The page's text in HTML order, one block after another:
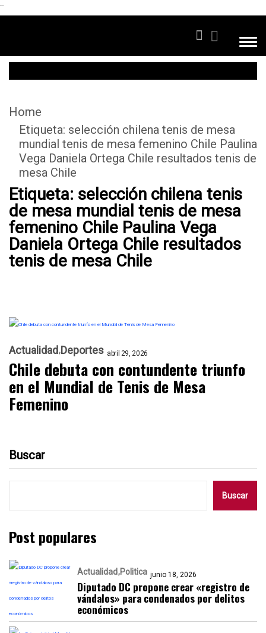
```
Home
Etiqueta: selección chilena tenis de mesa
mundial tenis de mesa femenino Chile Paulina
Vega Daniela Ortega Chile resultados tenis de
mesa Chile
Etiqueta: selección chilena tenis
de mesa mundial tenis de mesa
femenino Chile Paulina Vega
Daniela Ortega Chile resultados
tenis de mesa Chile
Actualidad Deportes abril 29, 2026
Chile debuta con contundente triunfo
en el Mundial de Tenis de Mesa
Femenino
Buscar
Buscar
Post populares
Actualidad Politica junio 18, 2026
Diputado DC propone crear «registro de
vándalos» para condenados por delitos
económicos